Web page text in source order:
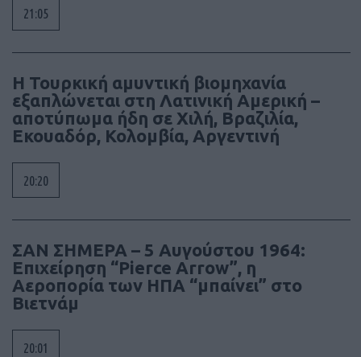
21:05
Η Τουρκική αμυντική βιομηχανία
εξαπλώνεται στη Λατινική Αμερική –
αποτύπωμα ήδη σε Χιλή, Βραζιλία,
Εκουαδόρ, Κολομβία, Αργεντινή
20:20
ΣΑΝ ΣΗΜΕΡΑ – 5 Αυγούστου 1964:
Επιχείρηση “Pierce Arrow”, η
Αεροπορία των ΗΠΑ “μπαίνει” στο
Βιετνάμ
20:01